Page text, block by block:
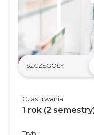
SZCZEGÓŁY
Czas trwania:
1 rok (2